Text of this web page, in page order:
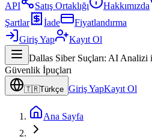
API
Satış Ortaklığı Hakkımızda
Şartlar
İade
Fiyatlandırma
Giriş Yap
Kayıt Ol
Dallas Siber Suçları: AI Analizi
Güvenlik İpuçları
🇹🇷Türkçe Giriş YapKayıt Ol
Ana Sayfa